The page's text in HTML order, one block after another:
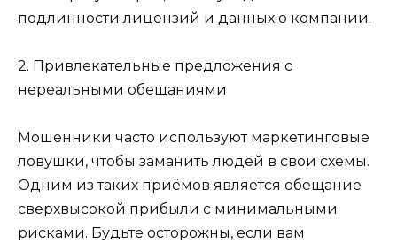
подлинности лицензий и данных о компании.
2. Привлекательные предложения с
нереальными обещаниями
Мошенники часто используют маркетинговые
ловушки, чтобы заманить людей в свои схемы.
Одним из таких приёмов является обещание
сверхвысокой прибыли с минимальными
рисками. Будьте осторожны, если вам